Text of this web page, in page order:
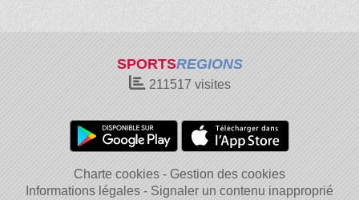
SPORTSREGIONS
211517 visites
Charte cookies
Gestion des cookies
Informations légales
Signaler un contenu inapproprié